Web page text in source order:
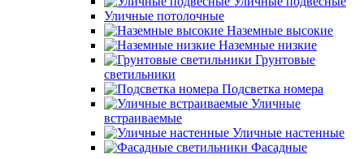
Уличные потолочные
Наземные высокие
Наземные низкие
Грунтовые
светильники
Подсветка номера
Уличные
встраиваемые
Уличные настенные
Фасадные